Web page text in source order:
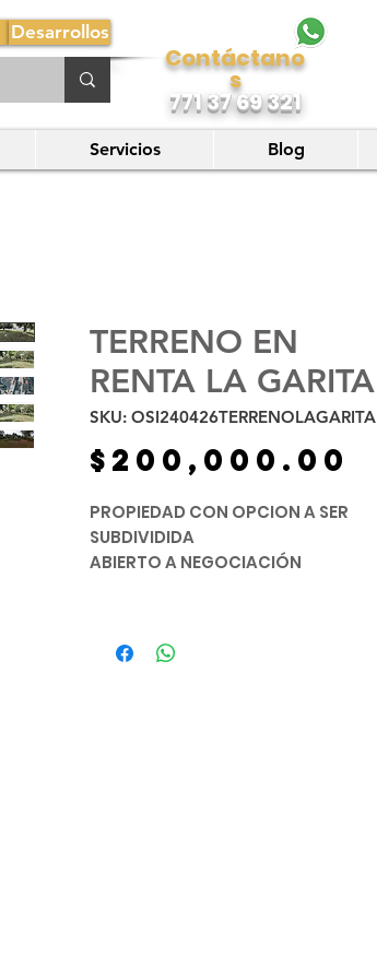
Desarrollos
Contáctano
s
771 37 69 321
Servicios Blog
TERRENO EN
RENTA LA GARITA
SKU: OSI240426TERRENOLAGARITA
$200,000.00
PROPIEDAD CON OPCION A SER
SUBDIVIDIDA
ABIERTO A NEGOCIACIÓN